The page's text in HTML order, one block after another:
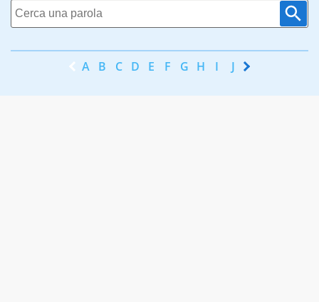
A B C D E F G H I J K